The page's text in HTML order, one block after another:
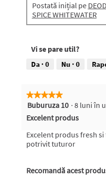
Postată inițial pe
SPICE WHITEWATER
Vi se pare util?
Da · 0 Nu · 0
★★★★★
★★★★★
5
5
stele.
Buburuza 10 · 8 luni în
Excelent produs
Excelent produs fresh
potrivit tuturor
Recomandă acest